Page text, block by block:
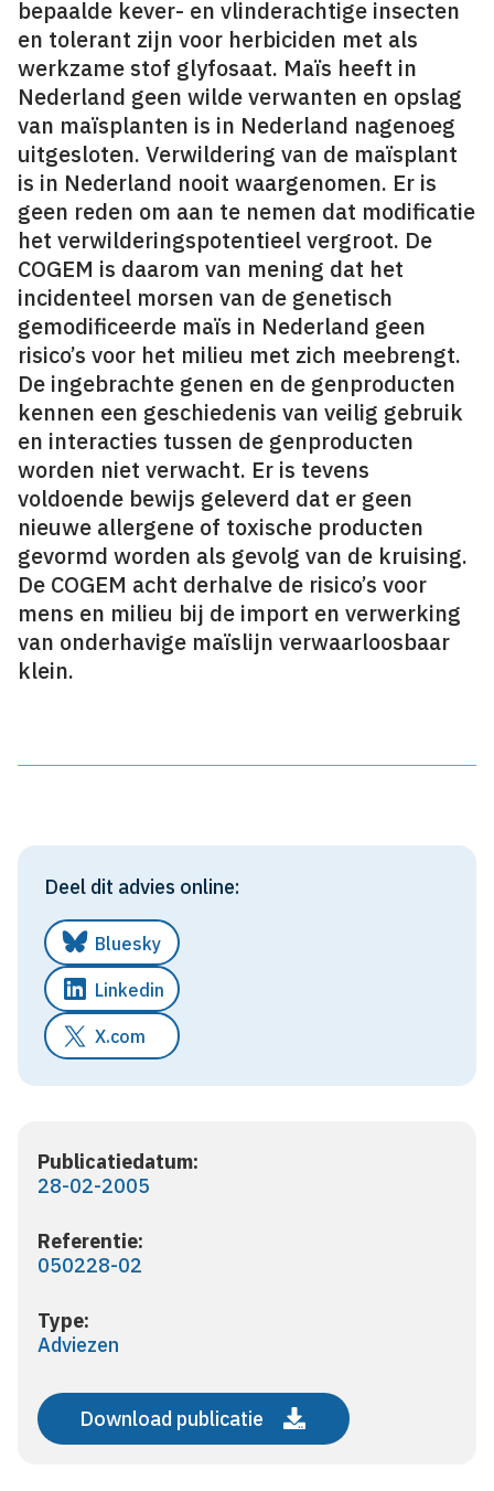
Publicatiedatum:
28-02-2005
Referentie:
050228-02
Type:
Adviezen
Download publicatie
bepaalde kever- en vlinderachtige insecten
en tolerant zijn voor herbiciden met als
werkzame stof glyfosaat. Maïs heeft in
Nederland geen wilde verwanten en opslag
van maïsplanten is in Nederland nagenoeg
uitgesloten. Verwildering van de maïsplant
is in Nederland nooit waargenomen. Er is
geen reden om aan te nemen dat modificatie
het verwilderingspotentieel vergroot. De
COGEM is daarom van mening dat het
incidenteel morsen van de genetisch
gemodificeerde maïs in Nederland geen
risico’s voor het milieu met zich meebrengt.
De ingebrachte genen en de genproducten
kennen een geschiedenis van veilig gebruik
en interacties tussen de genproducten
worden niet verwacht. Er is tevens
voldoende bewijs geleverd dat er geen
nieuwe allergene of toxische producten
gevormd worden als gevolg van de kruising.
De COGEM acht derhalve de risico’s voor
mens en milieu bij de import en verwerking
van onderhavige maïslijn verwaarloosbaar
klein.
Deel dit advies online:
Bluesky
Linkedin
X.com